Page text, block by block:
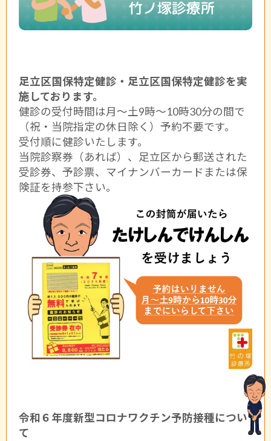
足立区国保特定健診・足立区国保特定健診を実
施しております。
健診の受付時間は月〜土9時〜10時30分の間で
（祝・当院指定の休日除く）予約不要です。
受付順に健診いたします。
当院診察券（あれば）、足立区から郵送された
受診券、予診票、マイナンバーカードまたは保
険証を持参下さい。
令和６年度新型コロナワクチン予防接種につい
て